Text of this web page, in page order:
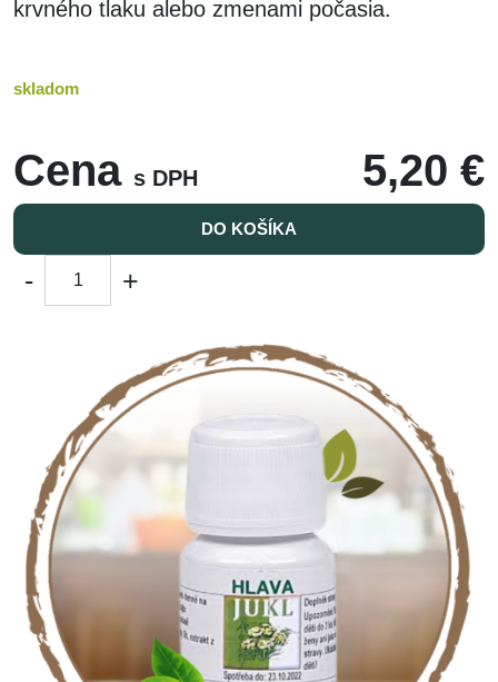
krvného tlaku alebo zmenami počasia.
skladom
Cena s DPH 5,20 €
DO KOŠÍKA
- +